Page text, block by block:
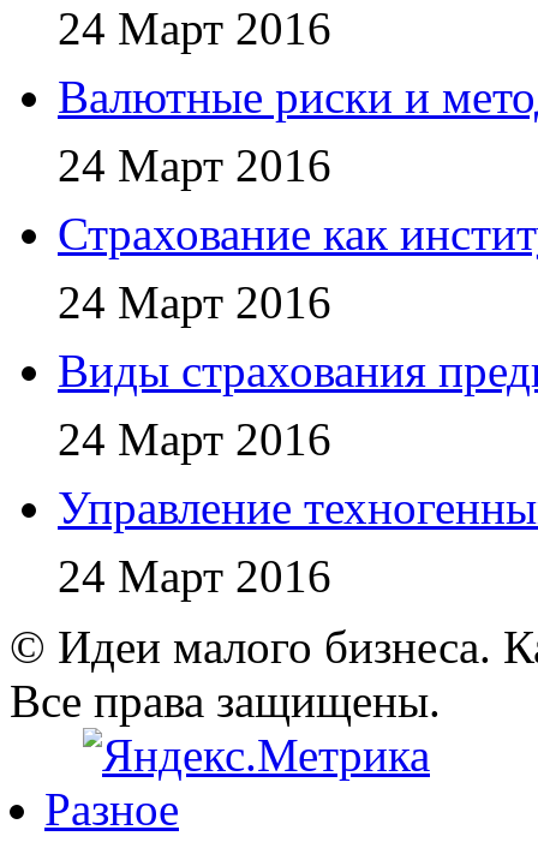
24 Март 2016
Валютные риски и
24 Март 2016
Страхование как
24 Март 2016
Виды страхования
24 Март 2016
Управление
24 Март 2016
© Идеи малого бизнеса.
Все права защищены.
Разное